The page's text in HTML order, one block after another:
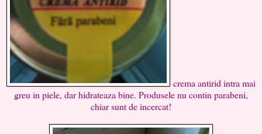
crema antirid intra mai
greu in piele, dar hidrateaza bine. Produsele nu contin parabeni,
chiar sunt de incercat!